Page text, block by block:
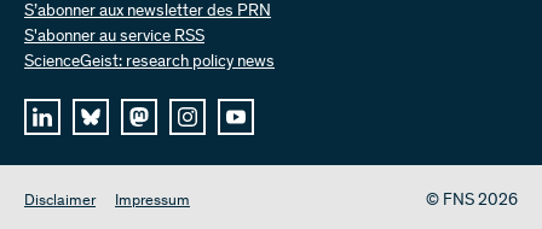
S’abonner aux newsletter des PRN
S'abonner au service RSS
ScienceGeist: research policy news
Disclaimer Impressum © FNS 2026